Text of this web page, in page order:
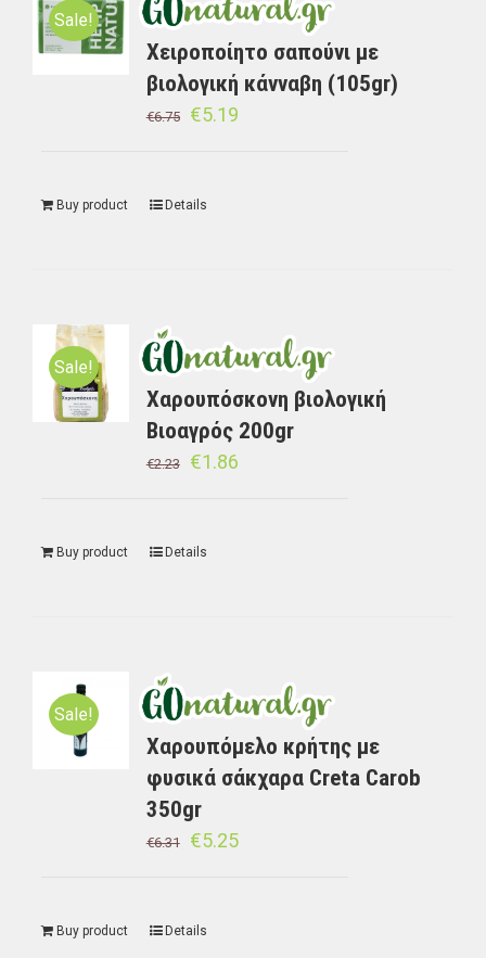
Sale!
Χειροποίητο σαπούνι με
βιολογική κάνναβη (105gr)
€6.75 €5.19
Buy product Details
Sale!
Χαρουπόσκονη βιολογική
Βιοαγρός 200gr
€2.23 €1.86
Buy product Details
Sale!
Χαρουπόμελο κρήτης με
φυσικά σάκχαρα Creta Carob
350gr
€6.31 €5.25
Buy product Details